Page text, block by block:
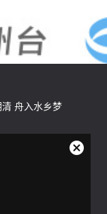
舟入水乡梦
关